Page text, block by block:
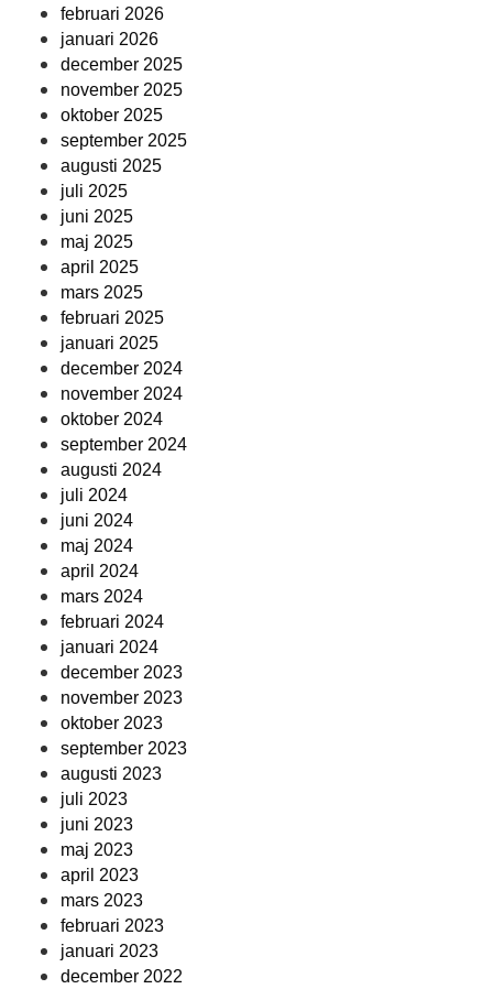
februari 2026
januari 2026
december 2025
november 2025
oktober 2025
september 2025
augusti 2025
juli 2025
juni 2025
maj 2025
april 2025
mars 2025
februari 2025
januari 2025
december 2024
november 2024
oktober 2024
september 2024
augusti 2024
juli 2024
juni 2024
maj 2024
april 2024
mars 2024
februari 2024
januari 2024
december 2023
november 2023
oktober 2023
september 2023
augusti 2023
juli 2023
juni 2023
maj 2023
april 2023
mars 2023
februari 2023
januari 2023
december 2022